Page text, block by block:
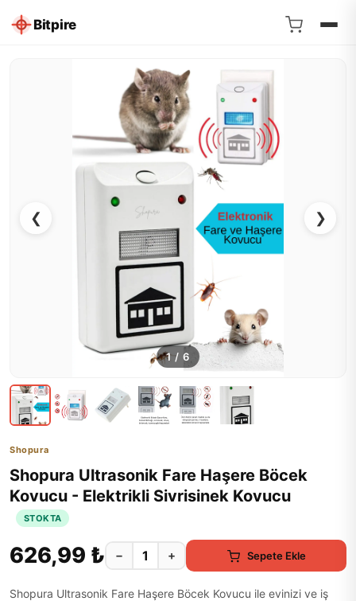
Bitpire
❮ ❯
1 / 6
Shopura
Shopura Ultrasonik Fare Haşere Böcek
Kovucu - Elektrikli Sivrisinek Kovucu
STOKTA
626,99 ₺ − + Sepete Ekle
Shopura Ultrasonik Fare Haşere Böcek Kovucu ile evinizi ve iş